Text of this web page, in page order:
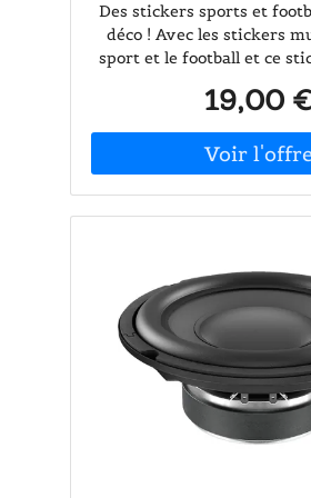
Des stickers sports et
déco ! Avec les stickers
sport et le football et ce
l'intérieur de votre
! Où coller cet
autocollant déco sera
chambre
19,00